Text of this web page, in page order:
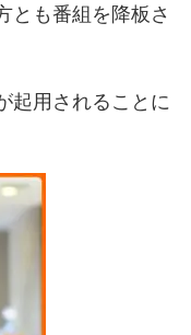
とも番組を降板さ
起用されることに